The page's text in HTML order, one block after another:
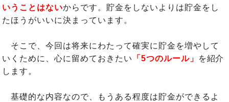
いうことはないからです。貯金をしないよりは貯金をし
たほうがいいに決まっています。
そこで、今回は将来にわたって確実に貯金を増やして
いくために、心に留めておきたい
「5つのルール」
を紹介
します。
基礎的な内容なので、もうある程度は貯金ができるよ